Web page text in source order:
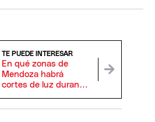
TE PUEDE INTERESAR
En qué zonas de
Mendoza habrá
cortes de luz durante